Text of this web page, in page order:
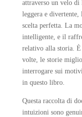
attraverso un velo di
leggera e
scelta perfetta. La
intelligente, e il
relativo alla storia. È
volte, le storie
interrogare sui
in questo libro.
Questa raccolta di
intuizioni sono